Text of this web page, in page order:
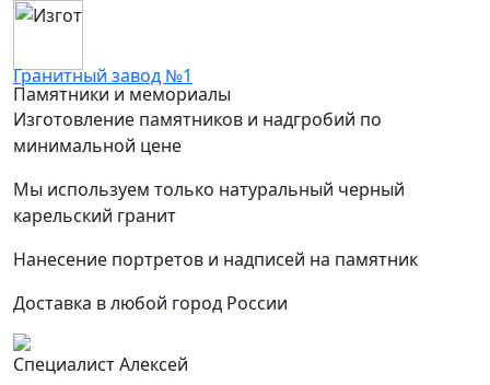
Гранитный завод №1
Памятники и мемориалы
Изготовление памятников и надгробий по
минимальной цене
Мы используем только натуральный черный
карельский гранит
Нанесение портретов и надписей на памятник
Доставка в любой город России
Специалист Алексей